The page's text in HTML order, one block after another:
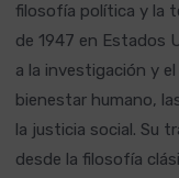
filosofía política y la
de 1947 en Estados
a la investigación y
bienestar humano,
la justicia social. Su
desde la filosofía